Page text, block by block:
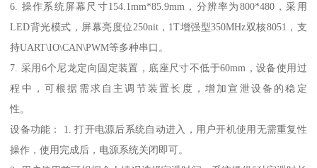
6. 操作系统屏幕尺寸154.1mm*85.9mm，分辨率为800*480，采用
LED背光模式，屏幕亮度位250nit，1T增强型350MHz双核8051，支
持UART\IO\CAN\PWM等多种串口。
7. 采用6个尼龙定向固定装置，底座尺寸不低于60mm，设备使用过
程中，可根据需求自主调节装置长度，增加宣泄设备的稳定
性。
设备功能： 1. 打开电源后系统自动进入，用户开机使用无需重复性
操作，使用完成后，电源系统关闭即可。